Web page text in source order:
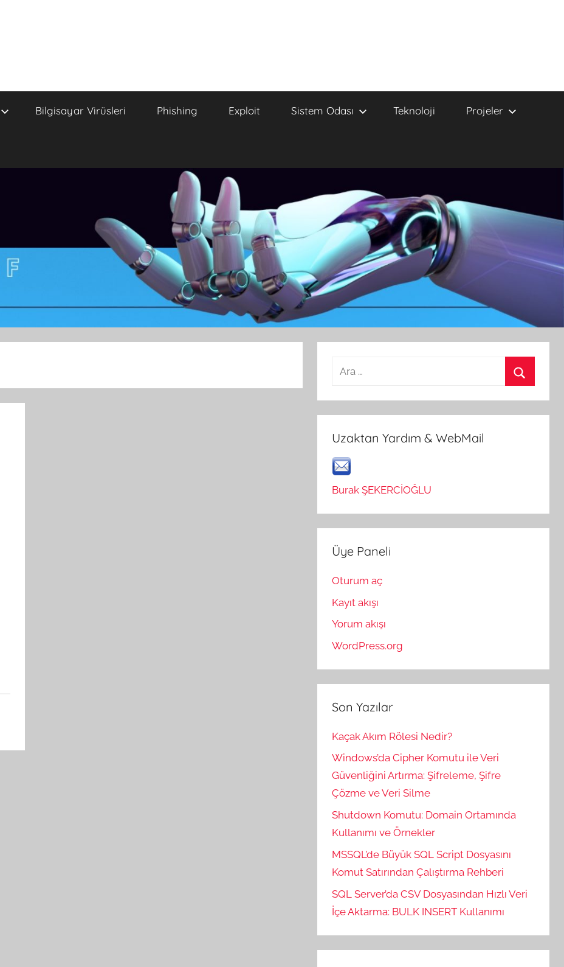
Bilgisayar Virüsleri Phishing Exploit Sistem Odası Teknoloji Projeler
Arama:
Uzaktan Yardım & WebMail
Burak ŞEKERCİOĞLU
Üye Paneli
Oturum aç
Kayıt akışı
Yorum akışı
WordPress.org
Son Yazılar
Kaçak Akım Rölesi Nedir?
Windows’da Cipher Komutu ile Veri
Güvenliğini Artırma: Şifreleme, Şifre
Çözme ve Veri Silme
Shutdown Komutu: Domain Ortamında
Kullanımı ve Örnekler
MSSQL’de Büyük SQL Script Dosyasını
Komut Satırından Çalıştırma Rehberi
SQL Server’da CSV Dosyasından Hızlı Veri
İçe Aktarma: BULK INSERT Kullanımı